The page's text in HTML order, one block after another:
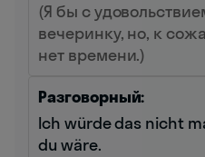
(Я бы с
вечеринку, но, к
нет времени.)
Разговорный:
Ich würde das nicht
du wäre.